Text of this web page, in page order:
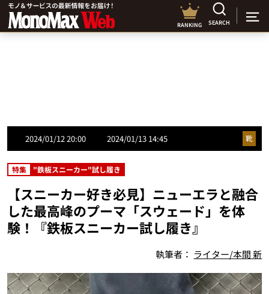
RANKING SEARCH
2024/01/12 20:00 2024/01/13 14:45 靴
特集 "鉄板スニーカー"試し履き
【スニーカー好き必見】ニューエラと融合
した最高峰のプーマ「スウェード」を体
験！『鉄板スニーカー試し履き』
執筆者： ライター/本間 新